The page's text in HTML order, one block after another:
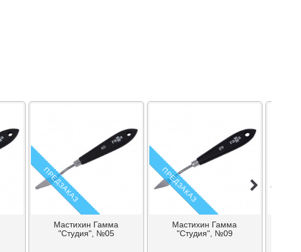
ПРЕДЗАКАЗ
Мастихин Гамма
"Студия", №05
ПРЕДЗАКАЗ
Мастихин Гамма
"Студия", №09